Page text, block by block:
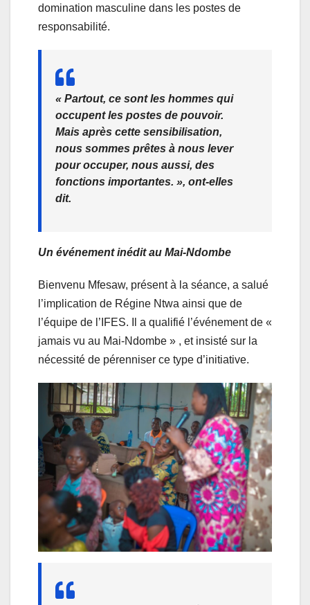
domination masculine dans les postes de
responsabilité.
« Partout, ce sont les hommes qui
occupent les postes de pouvoir.
Mais après cette sensibilisation,
nous sommes prêtes à nous lever
pour occuper, nous aussi, des
fonctions importantes. », ont-elles
dit.
Un événement inédit au Mai-Ndombe
Bienvenu Mfesaw, présent à la séance, a salué
l’implication de Régine Ntwa ainsi que de
l’équipe de l’IFES. Il a qualifié l’événement de «
jamais vu au Mai-Ndombe » , et insisté sur la
nécessité de pérenniser ce type d’initiative.